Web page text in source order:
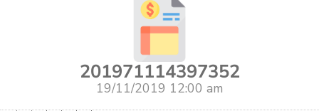
201971114397352
19/11/2019 12:00 am